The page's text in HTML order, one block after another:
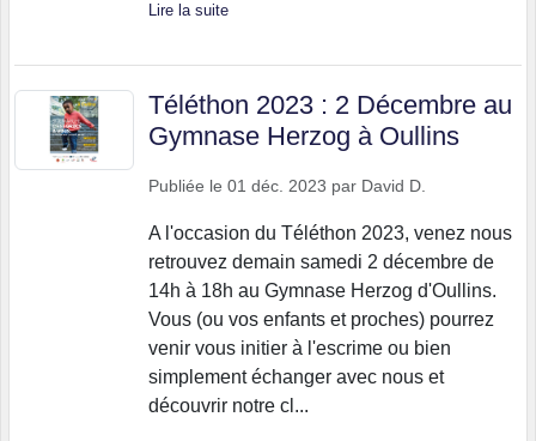
Lire la suite
Téléthon 2023 : 2 Décembre au
Gymnase Herzog à Oullins
Publiée le 01 déc. 2023 par David D.
A l'occasion du Téléthon 2023, venez nous
retrouvez demain samedi 2 décembre de
14h à 18h au Gymnase Herzog d'Oullins.
Vous (ou vos enfants et proches) pourrez
venir vous initier à l'escrime ou bien
simplement échanger avec nous et
découvrir notre cl...